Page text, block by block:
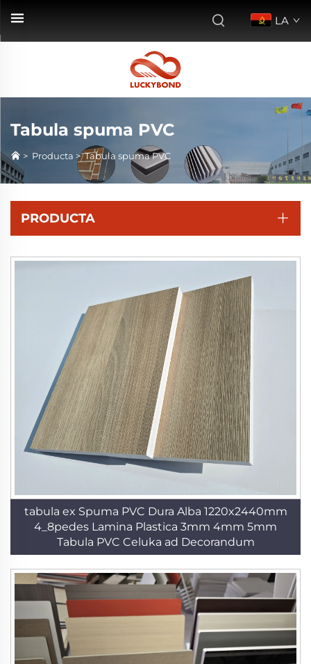
LA
Tabula spuma PVC
> Producta >Tabula spuma PVC
PRODUCTA
tabula ex Spuma PVC Dura Alba 1220x2440mm
4_8pedes Lamina Plastica 3mm 4mm 5mm
Tabula PVC Celuka ad Decorandum